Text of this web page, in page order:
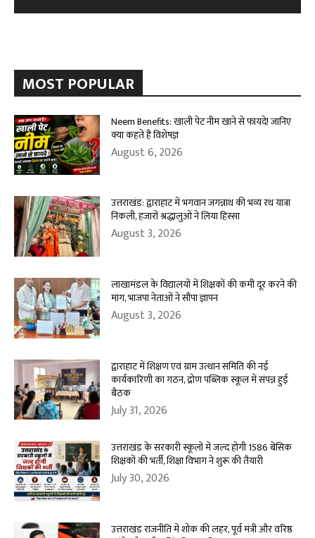
MOST POPULAR
Neem Benefits: खाली पेट नीम खाने से फायदे! जानिए
क्या कहते हैं विशेषज्ञ
August 6, 2026
उत्तराखंड: द्वाराहाट में भगवान जगन्नाथ की भव्य रथ यात्रा
निकली, हजारों श्रद्धालुओं ने लिया हिस्सा
August 3, 2026
लाखामंडल के विद्यालयों में शिक्षकों की कमी दूर करने की
मांग, भाजपा नेताओं ने सौंपा ज्ञापन
August 3, 2026
द्वाराहाट में शिक्षण एवं ग्राम उत्थान समिति की नई
कार्यकारिणी का गठन, द्रोण पब्लिक स्कूल में संपन्न हुई
बैठक
July 31, 2026
उत्तराखंड के सरकारी स्कूलों में जल्द होगी 1586 बेसिक
शिक्षकों की भर्ती, शिक्षा विभाग ने शुरू की तैयारी
July 30, 2026
उत्तराखंड राजनीति में शोक की लहर, पूर्व मंत्री और वरिष्ठ